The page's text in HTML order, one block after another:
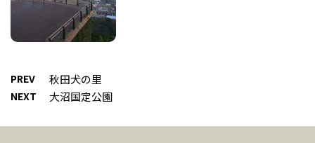
PREV 秋田犬の里
NEXT 大沼国定公園